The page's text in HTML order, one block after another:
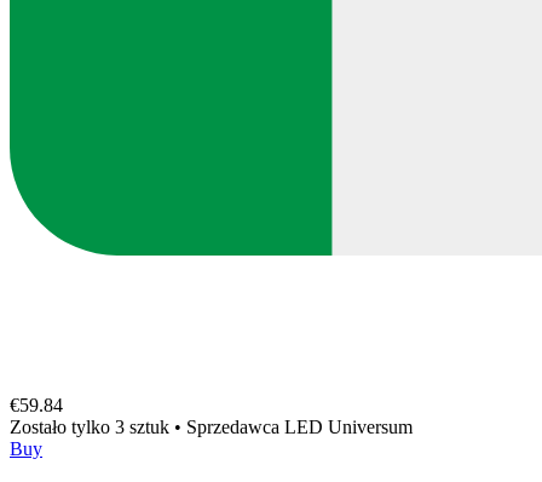
€59.84
Zostało tylko 3 sztuk • Sprzedawca LED Universum
Buy